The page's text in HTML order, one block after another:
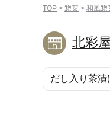
TOP > 惣菜 > 和風惣
北彩
だし入り茶漬